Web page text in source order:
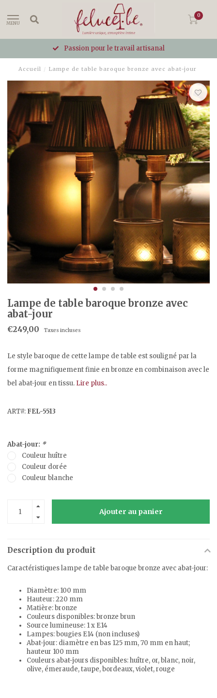
MENU
0
Passion pour le travail artisanal
Accueil / Lampe de table baroque bronze avec abat-jour
Lampe de table baroque bronze avec
abat-jour
€249,00 Taxes incluses
Le style baroque de cette lampe de table est souligné par la
forme magnifiquement finie en bronze en combinaison avec le
bel abat-jour en tissu. Lire plus..
ART#: FEL-5513
Abat-jour: *
Couleur huître
Couleur dorée
Couleur blanche
Ajouter au panier
Description du produit
Caractéristiques lampe de table baroque bronze avec abat-jour:
Diamètre: 100 mm
Hauteur: 220 mm
Matière: bronze
Couleurs disponibles: bronze brun
Source lumineuse: 1 x E14
Lampes: bougies E14 (non incluses)
Abat-jour: diamètre en bas 125 mm, 70 mm en haut;
hauteur 100 mm
Couleurs abat-jours disponibles: huître, or, blanc, noir,
olive, émeraude, taupe, bordeaux, violet, rouge